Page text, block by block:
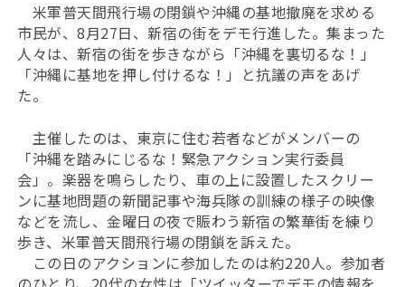
米軍普天間飛行場の閉鎖や沖縄の基地撤廃を求める
市民が、8月27日、新宿の街をデモ行進した。集まった
人々は、新宿の街を歩きながら「沖縄を裏切るな！」
「沖縄に基地を押し付けるな！」と抗議の声をあげ
た。
主催したのは、東京に住む若者などがメンバーの
「沖縄を踏みにじるな！緊急アクション実行委員
会」。楽器を鳴らしたり、車の上に設置したスクリー
ンに基地問題の新聞記事や海兵隊の訓練の様子の映像
などを流し、金曜日の夜で賑わう新宿の繁華街を練り
歩き、米軍普天間飛行場の閉鎖を訴えた。
この日のアクションに参加したのは約220人。参加者